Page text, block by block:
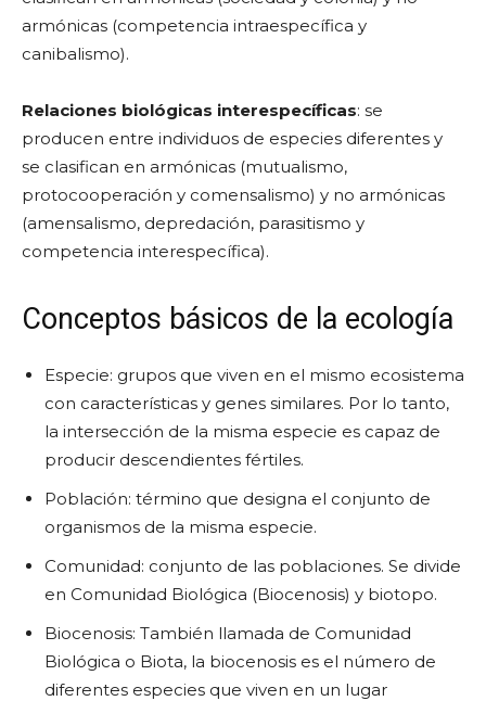
armónicas (competencia intraespecífica y
canibalismo).
Relaciones biológicas interespecíficas: se
producen entre individuos de especies diferentes y
se clasifican en armónicas (mutualismo,
protocooperación y comensalismo) y no armónicas
(amensalismo, depredación, parasitismo y
competencia interespecífica).
Conceptos básicos de la ecología
Especie: grupos que viven en el mismo ecosistema
con características y genes similares. Por lo tanto,
la intersección de la misma especie es capaz de
producir descendientes fértiles.
Población: término que designa el conjunto de
organismos de la misma especie.
Comunidad: conjunto de las poblaciones. Se divide
en Comunidad Biológica (Biocenosis) y biotopo.
Biocenosis: También llamada de Comunidad
Biológica o Biota, la biocenosis es el número de
diferentes especies que viven en un lugar